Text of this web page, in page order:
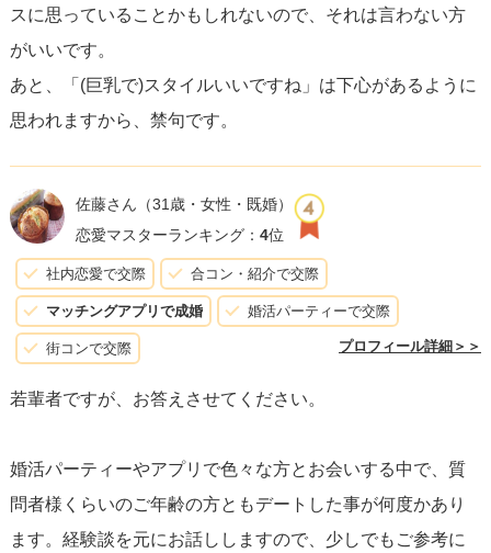
スに思っていることかもしれないので、それは言わない方
がいいです。
あと、「(巨乳で)スタイルいいですね」は下心があるように
思われますから、禁句です。
佐藤さん （31歳・女性・既婚）
恋愛マスターランキング： 4位
社内恋愛で交際 合コン・紹介で交際
マッチングアプリで成婚 婚活パーティーで交際
街コンで交際 プロフィール詳細＞＞
若輩者ですが、お答えさせてください。
婚活パーティーやアプリで色々な方とお会いする中で、質
問者様くらいのご年齢の方ともデートした事が何度かあり
ます。経験談を元にお話ししますので、少しでもご参考に